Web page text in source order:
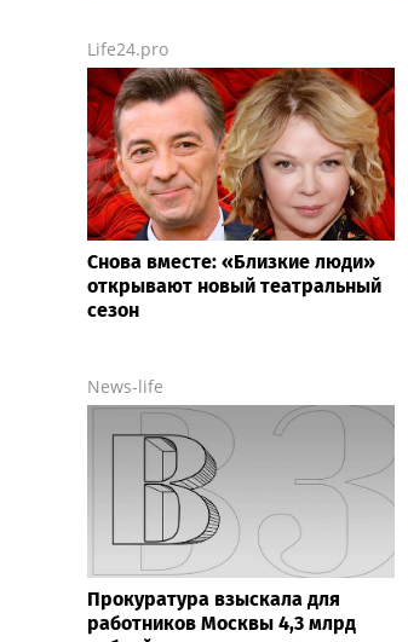
Life24.pro
Снова вместе: «Близкие люди»
открывают новый театральный
сезон
News-life
Прокуратура взыскала для
работников Москвы 4,3 млрд